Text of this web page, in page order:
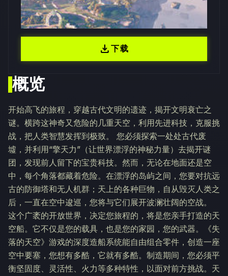
概览
开始高飞的旅程，穿越古代文明的遗迹，揭开文明衰亡之
谜。横跨这神奇又危险的几重天空，利用先进科技，克服挑
战，把人类智慧发挥到极致。 您必须探索一处处古代废
墟，并利用“擎天力”（让世界漂浮的神秘力量）去揭开谜
团，发现前人留下的宝贵科技。然而，无论在地面还是空
中，每个角落都藏着危险。在漂浮的岛屿之间，您要对抗远
古的防御塔和无人机群；天上的各种巨物，自从毁灭人类之
后，一直在空中逡巡，您将与它们展开波澜壮阔的空战。
这个广袤的开放世界，决定您旅程的，将是您亲手打造的天
空船。它不仅是您的载具，也是您的家园，您的武器。《失
落的天空》游戏的深度造船系统能自由组合零件，创造一座
空中要塞，您想有多酷，它就有多酷。制造期间，您必须平
衡坚固度、灵活性、火力等多种特性，以面对前方挑战。天
download下载